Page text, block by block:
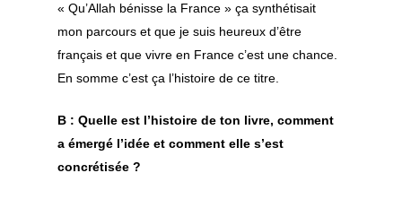
« Qu’Allah bénisse la France » ça synthétisait
mon parcours et que je suis heureux d’être
français et que vivre en France c’est une chance.
En somme c’est ça l’histoire de ce titre.
B : Quelle est l’histoire de ton livre, comment
a émergé l’idée et comment elle s’est
concrétisée ?